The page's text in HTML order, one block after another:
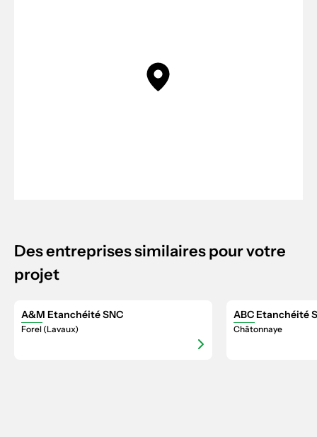
Des entreprises similaires pour votre
projet
A&M Etanchéité SNC
Forel (Lavaux)
ABC Etanchéité
Châtonnaye